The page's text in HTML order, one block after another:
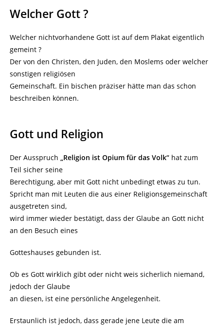
Welcher Gott ?
Welcher nichtvorhandene Gott ist auf dem Plakat eigentlich
gemeint ?
Der von den Christen, den Juden, den Moslems oder welcher
sonstigen religiösen
Gemeinschaft. Ein bischen präziser hätte man das schon
beschreiben können.
Gott und Religion
Der Ausspruch „Religion ist Opium für das Volk“ hat zum
Teil sicher seine
Berechtigung, aber mit Gott nicht unbedingt etwas zu tun.
Spricht man mit Leuten die aus einer Religionsgemeinschaft
ausgetreten sind,
wird immer wieder bestätigt, dass der Glaube an Gott nicht
an den Besuch eines
Gotteshauses gebunden ist.
Ob es Gott wirklich gibt oder nicht weis sicherlich niemand,
jedoch der Glaube
an diesen, ist eine persönliche Angelegenheit.
Erstaunlich ist jedoch, dass gerade jene Leute die am